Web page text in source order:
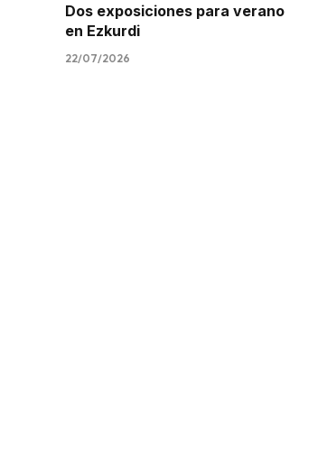
Dos exposiciones para verano
en Ezkurdi
22/07/2026